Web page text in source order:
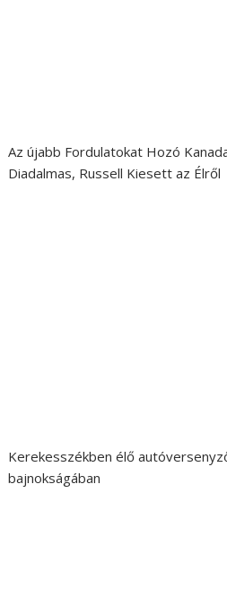
Az újabb Fordulatokat Hozó
Diadalmas, Russell Kiesett az Élről
Kerekesszékben élő
bajnokságában